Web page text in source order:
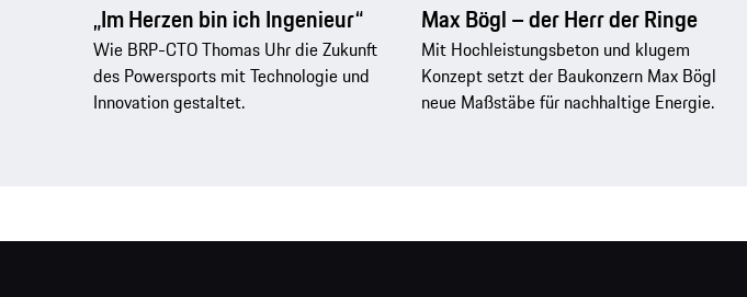
„Im Herzen bin ich Ingenieur“
Wie BRP-CTO Thomas Uhr die Zukunft
des Powersports mit Technologie und
Innovation gestaltet.
Max Bögl – der Herr der Ringe
Mit Hochleistungsbeton und klugem
Konzept setzt der Baukonzern Max Bögl
neue Maßstäbe für nachhaltige Energie.